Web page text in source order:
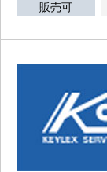
販売可